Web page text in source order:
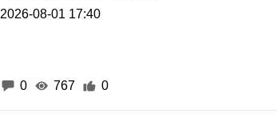
2026-08-01 17:40
0 767 0